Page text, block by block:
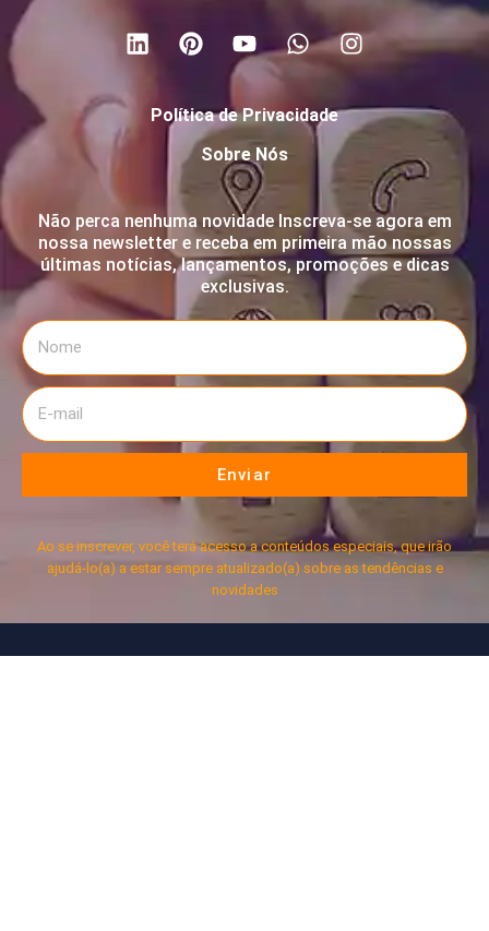
Política de Privacidade
Sobre Nós
Não perca nenhuma novidade Inscreva-se agora em
nossa newsletter e receba em primeira mão nossas
últimas notícias, lançamentos, promoções e dicas
exclusivas.
Enviar
Ao se inscrever, você terá acesso a conteúdos especiais, que irão
ajudá-lo(a) a estar sempre atualizado(a) sobre as tendências e
novidades